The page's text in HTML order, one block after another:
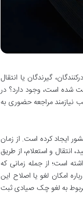
گیرندگان یا انتقال
شده است، وجود دارد؟ در
نیازمند مراجعه حضوری به
ایجاد کرده است. از زمان
صدور، تأیید، انتقال و استعلام، از طریق
است؛ از جمله زمانی که
امکان لغو یا اصلاح این
مربوط به لغو چک صیادی ثبت